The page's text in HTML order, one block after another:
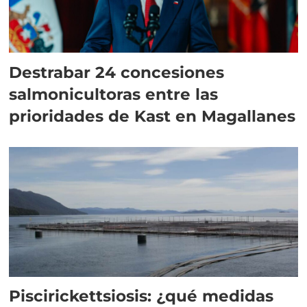
Destrabar 24 concesiones
salmonicultoras entre las
prioridades de Kast en Magallanes
Piscirickettsiosis: ¿qué medidas